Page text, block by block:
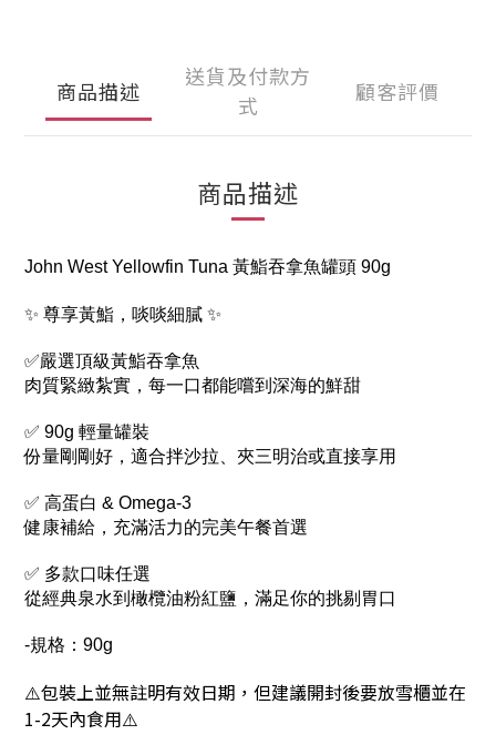
商品描述
送貨及付款方
式
顧客評價
商品描述
John West Yellowfin Tuna 黃鮨吞拿魚罐頭 90g
✨ 尊享黃鮨，啖啖細膩 ✨
✅嚴選頂級黃鮨吞拿魚
肉質緊緻紮實，每一口都能嚐到深海的鮮甜
✅ 90g 輕量罐裝
份量剛剛好，適合拌沙拉、夾三明治或直接享用
✅ 高蛋白 & Omega-3
健康補給，充滿活力的完美午餐首選
✅ 多款口味任選
從經典泉水到橄欖油粉紅鹽，滿足你的挑剔胃口
-規格：90g
⚠️包裝上並無註明有效日期，但建議開封後要放雪櫃並在
1-2天內食用⚠️